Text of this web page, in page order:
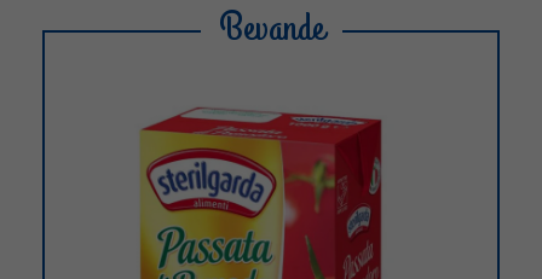
Bevande